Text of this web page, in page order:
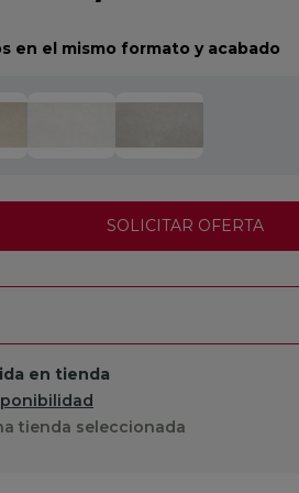
en el mismo formato y acabado
SOLICITAR OFERTA
en tienda
tienda seleccionada